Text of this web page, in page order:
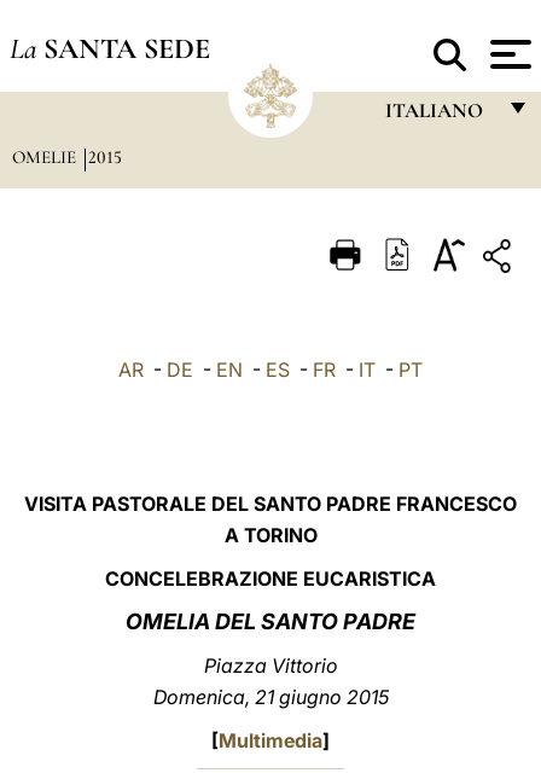
La SANTA SEDE
ITALIANO
ITALIANO
LATINE
OMELIE 2015
AR - DE - EN - ES - FR - IT - PT
VISITA PASTORALE DEL SANTO PADRE FRANCESCO
A TORINO
CONCELEBRAZIONE EUCARISTICA
OMELIA DEL SANTO PADRE
Piazza Vittorio
Domenica, 21 giugno 2015
[Multimedia]